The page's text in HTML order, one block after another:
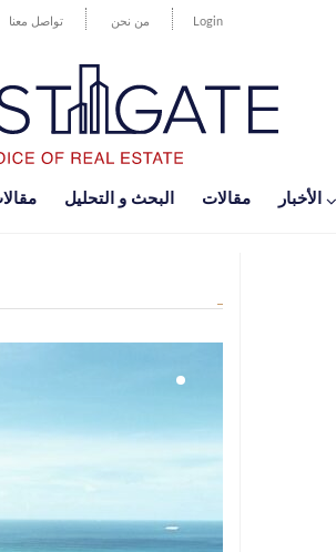
Login من نحن تواصل معنا
اﻷخبار مقالات البحث و التحليل